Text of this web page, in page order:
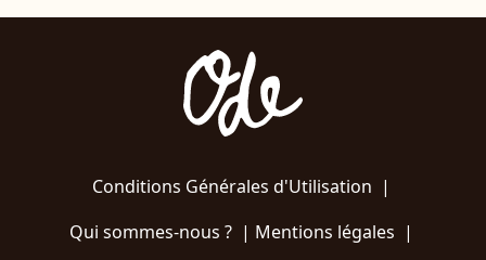
Conditions Générales d'Utilisation |
Qui sommes-nous ?| Mentions légales |